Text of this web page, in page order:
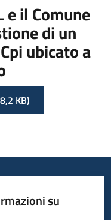
e il Comune
di un
ubicato a
KB)
su